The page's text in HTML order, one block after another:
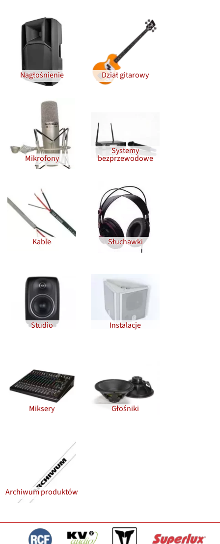
Nagłośnienie Dział gitarowy
Mikrofony
Systemy
bezprzewodowe
Kable Słuchawki
Studio Instalacje
Miksery Głośniki
Archiwum produktów